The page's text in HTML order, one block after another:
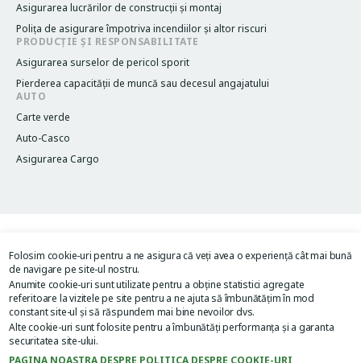
Asigurarea lucrărilor de construcții și montaj
Poliţa de asigurare împotriva incendiilor și altor riscuri
PRODUCȚIE ȘI RESPONSABILITATE
Asigurarea surselor de pericol sporit
Pierderea capacităţii de muncă sau decesul angajatului
AUTO
Carte verde
Auto-Casco
Asigurarea Cargo
Legacy menu
Politica de confidențialitate
Acordul de utilizare al site-ului
Image Image
Folosim cookie-uri pentru a ne asigura că veți avea o experiență cât mai bună
de navigare pe site-ul nostru.
Anumite cookie-uri sunt utilizate pentru a obține statistici agregate
referitoare la vizitele pe site pentru a ne ajuta să îmbunătățim în mod
constant site-ul și să răspundem mai bine nevoilor dvs.
Alte cookie-uri sunt folosite pentru a îmbunătăți performanța și a garanta
securitatea site-ului.
PAGINA NOASTRA DESPRE POLITICA DESPRE COOKIE-URI